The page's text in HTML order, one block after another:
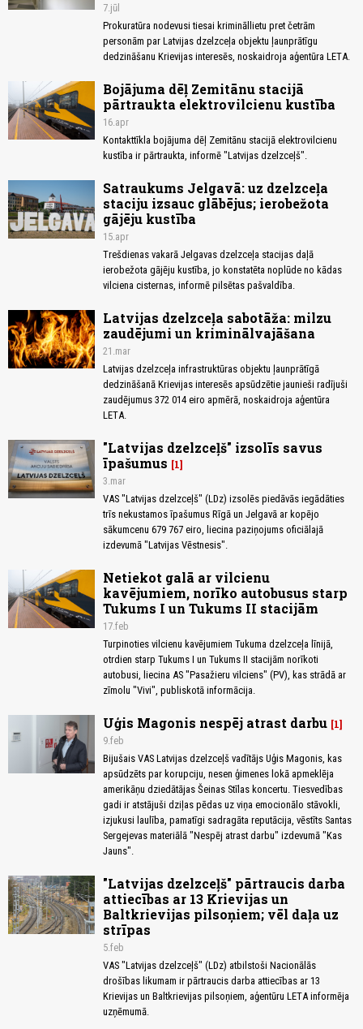
7.jūl
Prokuratūra nodevusi tiesai krimināllietu pret četrām
personām par Latvijas dzelzceļa objektu ļaunprātīgu
dedzināšanu Krievijas interesēs, noskaidroja aģentūra LETA.
Bojājuma dēļ Zemitānu stacijā
pārtraukta elektrovilcienu kustība
16.apr
Kontakttīkla bojājuma dēļ Zemitānu stacijā elektrovilcienu
kustība ir pārtraukta, informē "Latvijas dzelzceļš".
Satraukums Jelgavā: uz dzelzceļa
staciju izsauc glābējus; ierobežota
gājēju kustība
15.apr
Trešdienas vakarā Jelgavas dzelzceļa stacijas daļā
ierobežota gājēju kustība, jo konstatēta noplūde no kādas
vilciena cisternas, informē pilsētas pašvaldība.
Latvijas dzelzceļa sabotāža: milzu
zaudējumi un kriminālvajāšana
21.mar
Latvijas dzelzceļa infrastruktūras objektu ļaunprātīgā
dedzināšanā Krievijas interesēs apsūdzētie jaunieši radījuši
zaudējumus 372 014 eiro apmērā, noskaidroja aģentūra
LETA.
"Latvijas dzelzceļš" izsolīs savus
īpašumus
1
3.mar
VAS "Latvijas dzelzceļš" (LDz) izsolēs piedāvās iegādāties
trīs nekustamos īpašumus Rīgā un Jelgavā ar kopējo
sākumcenu 679 767 eiro, liecina paziņojums oficiālajā
izdevumā "Latvijas Vēstnesis".
Netiekot galā ar vilcienu
kavējumiem, norīko autobusus starp
Tukums I un Tukums II stacijām
17.feb
Turpinoties vilcienu kavējumiem Tukuma dzelzceļa līnijā,
otrdien starp Tukums I un Tukums II stacijām norīkoti
autobusi, liecina AS "Pasažieru vilciens" (PV), kas strādā ar
zīmolu "Vivi", publiskotā informācija.
Uģis Magonis nespēj atrast darbu 1
9.feb
Bijušais VAS Latvijas dzelzceļš vadītājs Uģis Magonis, kas
apsūdzēts par korupciju, nesen ģimenes lokā apmeklēja
amerikāņu dziedātājas Šeinas Stīlas koncertu. Tiesvedības
gadi ir atstājuši dziļas pēdas uz viņa emocionālo stāvokli,
izjukusi laulība, pamatīgi sadragāta reputācija, vēstīts Santas
Sergejevas materiālā "Nespēj atrast darbu" izdevumā "Kas
Jauns".
"Latvijas dzelzceļš" pārtraucis darba
attiecības ar 13 Krievijas un
Baltkrievijas pilsoņiem; vēl daļa uz
strīpas
5.feb
VAS "Latvijas dzelzceļš" (LDz) atbilstoši Nacionālās
drošības likumam ir pārtraucis darba attiecības ar 13
Krievijas un Baltkrievijas pilsoņiem, aģentūru LETA informēja
uzņēmumā.